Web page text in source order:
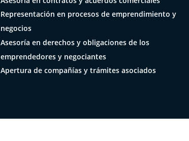
Representación en procesos de emprendimiento y
negocios
Asesoría en derechos y obligaciones de los
emprendedores y negociantes
Apertura de compañías y trámites asociados